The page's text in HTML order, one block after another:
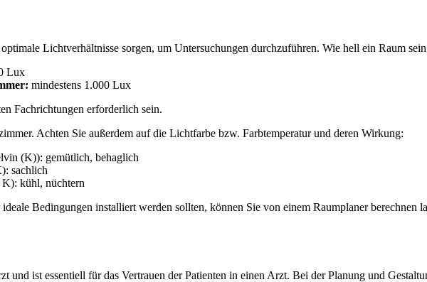
Lichtverhältnisse sorgen, um Untersuchungen durchzuführen. Wie hell ein Raum
Lux
mindestens 1.000 Lux
Fachrichtungen erforderlich sein.
Achten Sie außerdem auf die Lichtfarbe bzw. Farbtemperatur und deren Wirkung:
(K)): gemütlich, behaglich
sachlich
kühl, nüchtern
Bedingungen installiert werden sollten, können Sie von einem Raumplaner berechnen
ist essentiell für das Vertrauen der Patienten in einen Arzt. Bei der Planung und